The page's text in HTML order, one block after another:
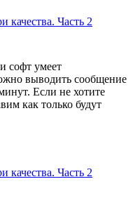
качества. Часть 2
софт умеет
выводить сообщение
Если не хотите
как только будут
качества. Часть 2